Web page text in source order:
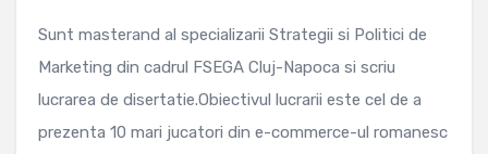
Sunt masterand al specializarii Strategii si Politici de
Marketing din cadrul FSEGA Cluj-Napoca si scriu
lucrarea de disertatie.Obiectivul lucrarii este cel de a
prezenta 10 mari jucatori din e-commerce-ul romanesc